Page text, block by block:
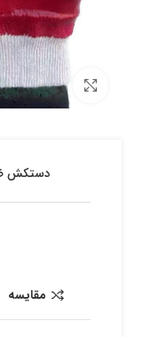
برای بزرگنمایی
دستکش
مقایسه